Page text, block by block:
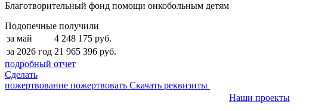
Благотворительный фонд помощи онкобольным детям
Подопечные получили
за май
4 248 175 руб.
за 2026 год 21 965 396 руб.
подробный отчет
Сделать
пожертвование пожертвовать Скачать реквизиты
Наши проекты